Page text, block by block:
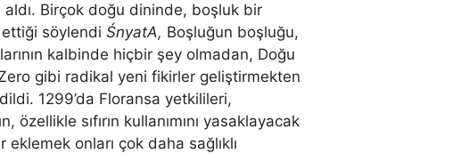
aldı. Birçok doğu dininde, boşluk bir
ettiği söylendi ŚnyatA, Boşluğun boşluğu,
kalbinde hiçbir şey olmadan, Doğu
gibi radikal yeni fikirler geliştirmekten
1299’da Floransa yetkilileri,
özellikle sıfırın kullanımını yasaklayacak
onları çok daha sağlıklı